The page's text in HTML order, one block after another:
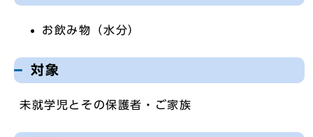
お飲み物（水分）
対象
未就学児とその保護者・ご家族